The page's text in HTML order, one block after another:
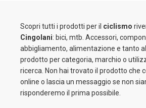
Scopri tutti i prodotti per il ciclismo
Cingolani: bici, mtb. Accessori,
abbigliamento, alimentazione e tanto
prodotto per categoria, marchio o
ricerca. Non hai trovato il prodotto che
online o lascia un messaggio se non
risponderemo il prima possibile.